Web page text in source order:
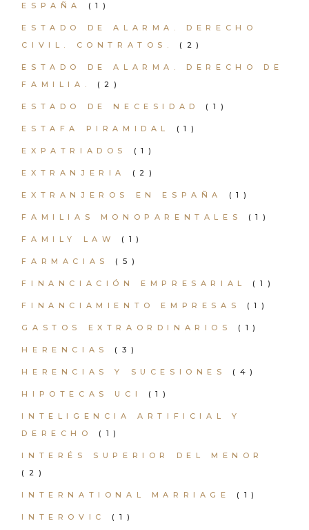
ESPAÑA (1)
ESTADO DE ALARMA. DERECHO
CIVIL. CONTRATOS.
(2)
ESTADO DE ALARMA. DERECHO DE
FAMILIA.
(2)
ESTADO DE NECESIDAD (1)
ESTAFA PIRAMIDAL (1)
EXPATRIADOS (1)
EXTRANJERIA (2)
EXTRANJEROS EN ESPAÑA (1)
FAMILIAS MONOPARENTALES (1)
FAMILY LAW (1)
FARMACIAS (5)
FINANCIACIÓN EMPRESARIAL (1)
FINANCIAMIENTO EMPRESAS (1)
GASTOS EXTRAORDINARIOS (1)
HERENCIAS (3)
HERENCIAS Y SUCESIONES (4)
HIPOTECAS UCI (1)
INTELIGENCIA ARTIFICIAL Y
DERECHO
(1)
INTERÉS SUPERIOR DEL MENOR
(2)
INTERNATIONAL MARRIAGE (1)
INTEROVIC (1)